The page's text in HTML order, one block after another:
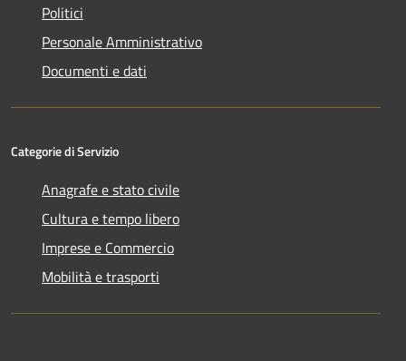
Politici
Personale Amministrativo
Documenti e dati
Categorie di Servizio
Anagrafe e stato civile
Cultura e tempo libero
Imprese e Commercio
Mobilità e trasporti